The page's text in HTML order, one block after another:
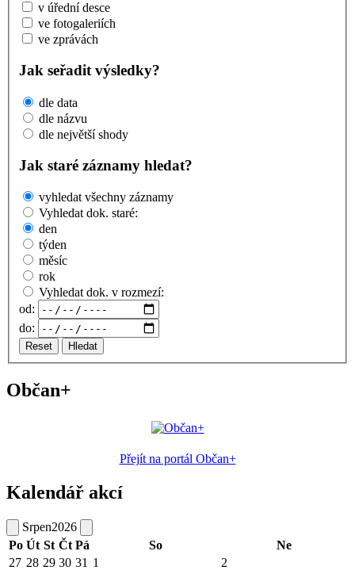
v úřední desce
ve fotogaleriích
ve zprávách
Jak seřadit výsledky?
dle data
dle názvu
dle největší shody
Jak staré záznamy hledat?
vyhledat všechny záznamy
Vyhledat dok. staré:
den
týden
měsíc
rok
Vyhledat dok. v rozmezí:
od:
do:
Reset Hledat
Občan+
Přejít na portál Občan+
Kalendář akcí
Srpen2026
Po Út St Čt Pá So
Ne
27 28 29 30 31 1
2